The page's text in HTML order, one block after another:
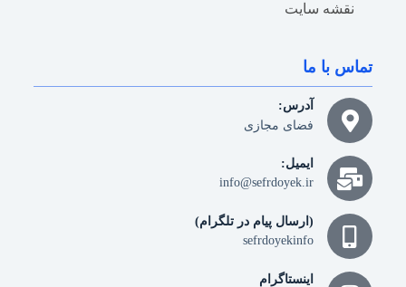
نقشه سایت
تماس با ما
آدرس:
فضای مجازی
ایمیل:
info@sefrdoyek.ir
(ارسال پیام در تلگرام)
sefrdoyekinfo
اینستاگرام